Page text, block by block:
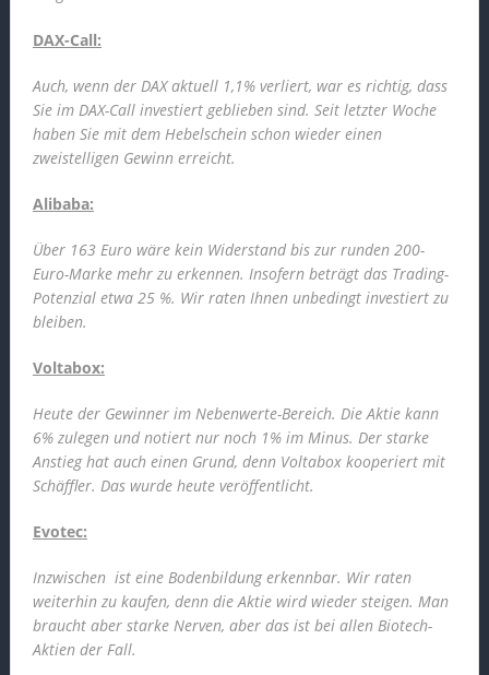
DAX-Call:
Auch, wenn der DAX aktuell 1,1% verliert, war es richtig, dass
Sie im DAX-Call investiert geblieben sind. Seit letzter Woche
haben Sie mit dem Hebelschein schon wieder einen
zweistelligen Gewinn erreicht.
Alibaba:
Über 163 Euro wäre kein Widerstand bis zur runden 200-
Euro-Marke mehr zu erkennen. Insofern beträgt das Trading-
Potenzial etwa 25 %. Wir raten Ihnen unbedingt investiert zu
bleiben.
Voltabox:
Heute der Gewinner im Nebenwerte-Bereich. Die Aktie kann
6% zulegen und notiert nur noch 1% im Minus. Der starke
Anstieg hat auch einen Grund, denn Voltabox kooperiert mit
Schäffler. Das wurde heute veröffentlicht.
Evotec:
Inzwischen ist eine Bodenbildung erkennbar. Wir raten
weiterhin zu kaufen, denn die Aktie wird wieder steigen. Man
braucht aber starke Nerven, aber das ist bei allen Biotech-
Aktien der Fall.